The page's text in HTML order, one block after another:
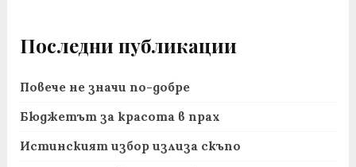
Последни публикации
Повече не значи по-добре
Бюджетът за красота в прах
Истинският избор излиза скъпо